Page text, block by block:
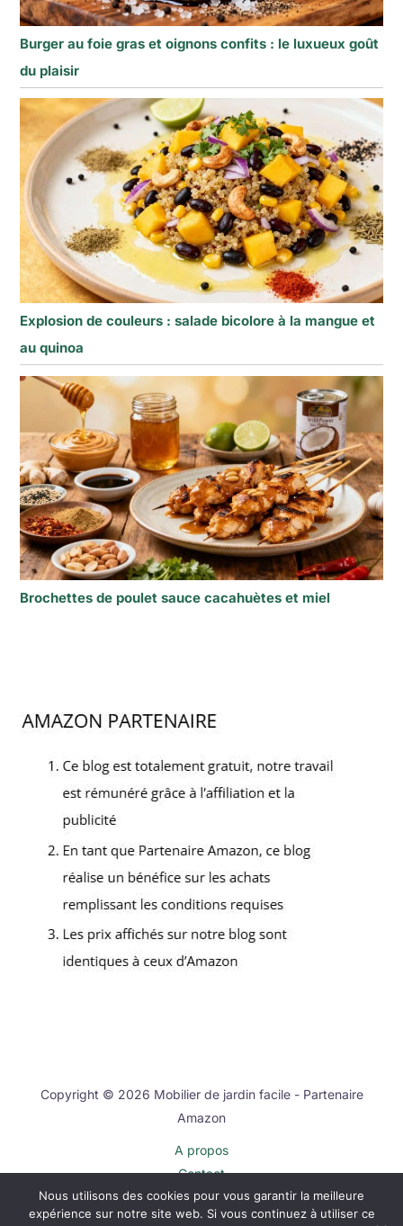
Burger au foie gras et oignons confits : le luxueux goût
du plaisir
Explosion de couleurs : salade bicolore à la mangue et
au quinoa
Brochettes de poulet sauce cacahuètes et miel
Copyright © 2026 Mobilier de jardin facile - Partenaire
Amazon
A propos
Contact
Plan du site
Mentions légales
Nous utilisons des cookies pour vous garantir la meilleure
expérience sur notre site web. Si vous continuez à utiliser ce